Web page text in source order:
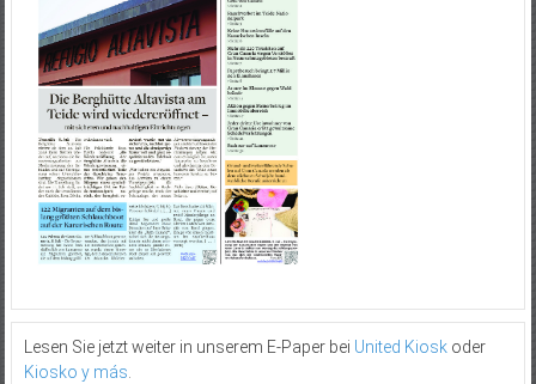
Lesen Sie jetzt weiter in unserem E-Paper bei United Kioskoder
Kiosko y más.